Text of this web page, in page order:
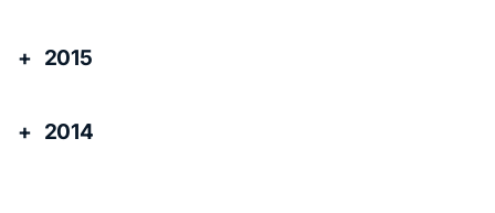
2015
2014